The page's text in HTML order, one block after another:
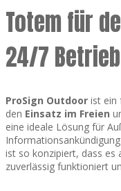
Totem für
24/7 Betrieb
ProSign Outdoor ist ein
den Einsatz im Freien
eine ideale Lösung für
ist so konzipiert, dass es
zuverlässig funktioniert